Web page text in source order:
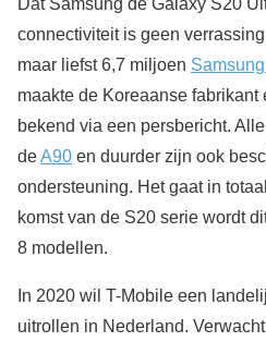
Dat Samsung de Galaxy S20
connectiviteit is geen
maar liefst 6,7 miljoen
maakte de Koreaanse fabrikant
bekend via een persbericht.
deA90 en duurder zijn ook
ondersteuning. Het gaat in
komst van de S20 serie wordt
8 modellen.
In 2020 wil T-Mobile een
uitrollen in Nederland.